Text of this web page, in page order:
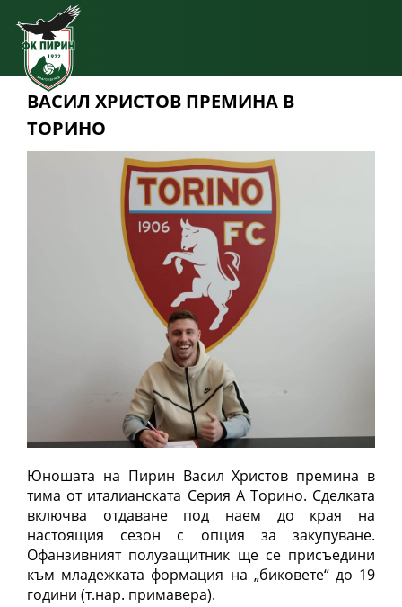
ВАСИЛ ХРИСТОВ ПРЕМИНА В
ТОРИНО
Юношата на Пирин Васил Христов премина в
тима от италианската Серия А Торино. Сделката
включва отдаване под наем до края на
настоящия сезон с опция за закупуване.
Офанзивният полузащитник ще се присъедини
към младежката формация на „биковете“ до 19
години (т.нар. примавера).